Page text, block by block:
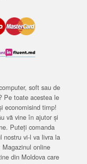
soft sau de
Pe toate acestea le
economisind timp!
vă vine în ajutor și
Puteți comanda
nostru vi-l va livra la
online
din Moldova care